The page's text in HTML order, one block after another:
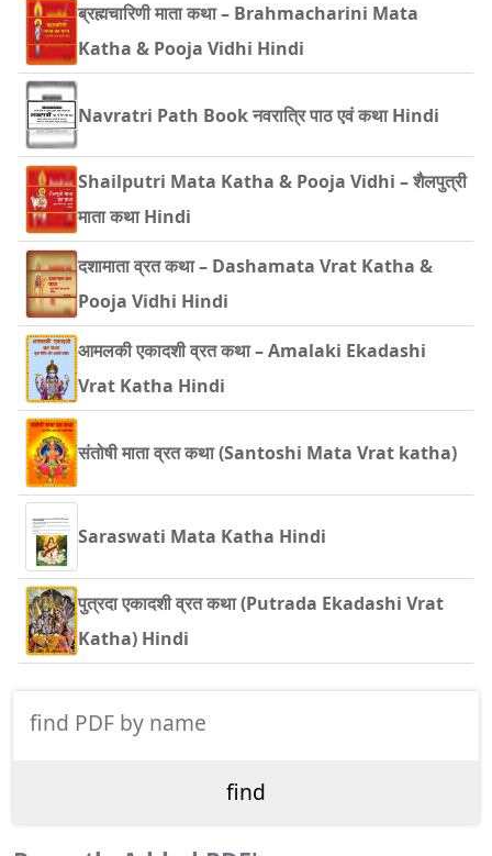
ब्रह्मचारिणी माता कथा – Brahmacharini Mata
Katha & Pooja Vidhi Hindi
Navratri Path Book नवरात्रि पाठ एवं कथा Hindi
Shailputri Mata Katha & Pooja Vidhi – शैलपुत्री
माता कथा Hindi
दशामाता व्रत कथा – Dashamata Vrat Katha &
Pooja Vidhi Hindi
आमलकी एकादशी व्रत कथा – Amalaki Ekadashi
Vrat Katha Hindi
संतोषी माता व्रत कथा (Santoshi Mata Vrat katha)
Saraswati Mata Katha Hindi
पुत्रदा एकादशी व्रत कथा (Putrada Ekadashi Vrat
Katha) Hindi